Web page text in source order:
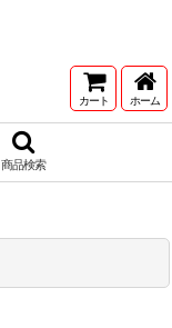
カート ホーム
商品検索